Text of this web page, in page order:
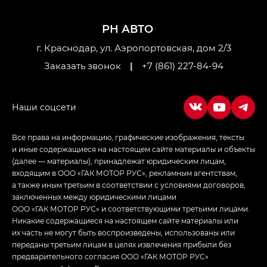
Джи Икс ПРЕМИУМ — GX PREMIUM, ЛАУНЖ —
LOUNGE
Empow — Эмпау (Empow) в комплектации
РН АВТО
г. Краснодар, ул. Аэропортовская, дом 2/3
Заказать звонок
| +7 (861) 227-84-94
Все права на информацию, графические изображения, тексты
и иные содержащиеся на настоящем сайте материалы и объекты
(далее — материалы), принадлежат юридическим лицам,
входящим в ООО «ГАК МОТОР РУС», рекламным агентствам,
а также иным третьим в соответствии с условиями договоров,
заключенных между юридическими лицами
ООО «ГАК МОТОР РУС» и соответствующими третьими лицами.
Никакие содержащиеся на настоящем сайте материалы или
их часть не могут быть воспроизведены, использованы или
переданы третьим лицам в целях извлечения прибыли без
предварительного согласия ООО «ГАК МОТОР РУС»